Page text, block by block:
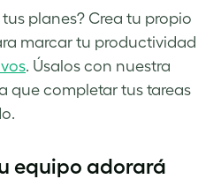
planes? Crea tu propio
marcar tu productividad
. Úsalos con nuestra
que completar tus tareas
equipo adorará